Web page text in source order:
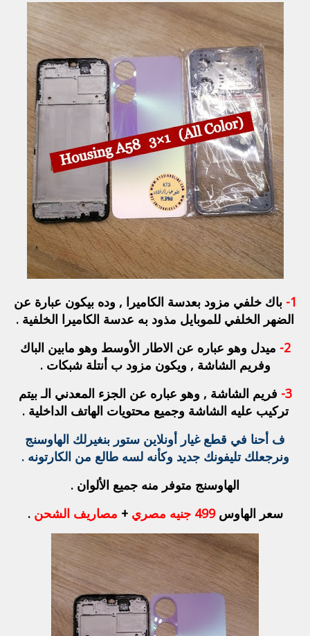
1- باك خلفي مزود بعدسة الكاميرا , وده بيكون عبارة عن
الضهر الخلفي للموبايل مذود به عدسة الكاميرا الخلفية .
2- ميدل وهو عباره عن الاطار الأوسط وهو مابين الباك
وفريم الشاشة , ويكون مزود ب أنتلة شبكات .
3- فريم الشاشة , وهو عباره عن الجزء المعدني الـ بيتم
تركيب عليه الشاشة وجميع محتويات الهاتف الداخلية .
ف أحنا في قطع غيار أونلاين ستور بنغيرلك الهاوسنج
ونرجعلك تليفونك جديد وكأنه لسه طالع من الكارتونه .
الهاوسنج متوفر منه جميع الألوان .
سعر الهاوس499 جنيه مصري + مصاريف الشحن.